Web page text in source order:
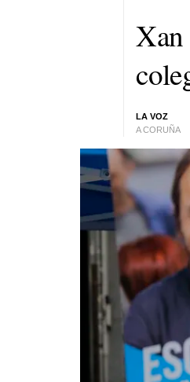
Xan
LA VOZ
A CORUÑA